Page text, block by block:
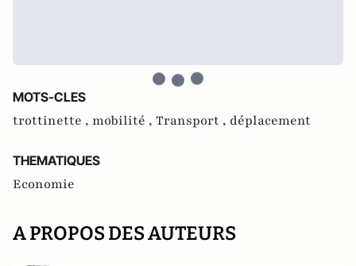
MOTS-CLES
trottinette , mobilité , Transport , déplacement
THEMATIQUES
Economie
A PROPOS DES AUTEURS